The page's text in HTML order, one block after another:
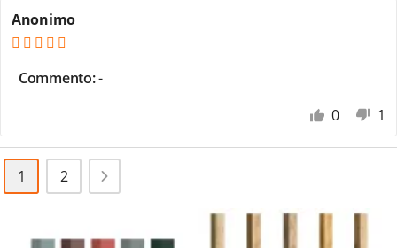
Anonimo
Commento:-
0
1
1 2